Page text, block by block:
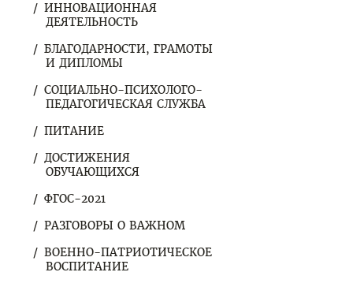
ИННОВАЦИОННАЯ
ДЕЯТЕЛЬНОСТЬ
БЛАГОДАРНОСТИ, ГРАМОТЫ
И ДИПЛОМЫ
СОЦИАЛЬНО-ПСИХОЛОГО-
ПЕДАГОГИЧЕСКАЯ СЛУЖБА
ПИТАНИЕ
ДОСТИЖЕНИЯ
ОБУЧАЮЩИХСЯ
ФГОС-2021
РАЗГОВОРЫ О ВАЖНОМ
ВОЕННО-ПАТРИОТИЧЕСКОЕ
ВОСПИТАНИЕ